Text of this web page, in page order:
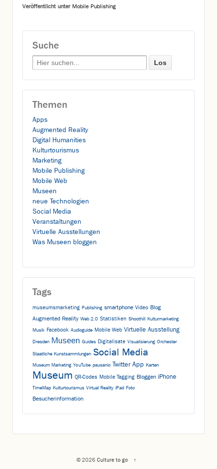
Veröffentlicht unter Mobile Publishing
Suche
Search for:
Themen
Apps
Augmented Reality
Digital Humanities
Kulturtourismus
Marketing
Mobile Publishing
Mobile Web
Museen
neue Technologien
Social Media
Veranstaltungen
Virtuelle Ausstellungen
Was Museen bloggen
Tags
museumsmarketing Publishing smartphone Video Blog
Augmented Reality Web 2.0 Statistiken Shoothill Kulturmarketing
Musik Facebook Audioguide Mobile Web Virtuelle Ausstellung
Dresden Museen Guides Digitalisate Visualisierung Orchester
Staatliche Kunstsammlungen Social Media
Museum Marketing YouTube pausanio Twitter App Karten
Museum QR-Codes Mobile Tagging Bloggen iPhone
TimeMap Kulturtourismus Virtual Reality iPad Foto
Besucherinformation
© 2026 Culture to go ↑